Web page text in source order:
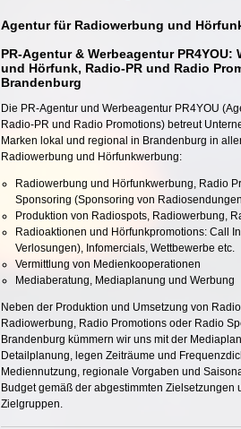
Agentur für Radiowerbung und
PR-Agentur & Werbeagentur PR4YOU:
und Hörfunk, Radio-PR und Radio
Brandenburg
Die PR-Agentur und Werbeagentur PR4YOU
Radio-PR und Radio Promotions) betreut
Marken lokal und regional in Brandenburg in
Radiowerbung und Hörfunkwerbung:
Radiowerbung und Hörfunkwerbung, Radio
Sponsoring (Sponsoring von
Produktion von Radiospots, Radiowerbung,
Radioaktionen und Hörfunkpromotions: Call
Verlosungen), Infomercials, Wettbewerbe etc.
Vermittlung von Medienkooperationen
Mediaberatung, Mediaplanung und Werbung
Neben der Produktion und Umsetzung von
Radiowerbung, Radio Promotions oder Radio
Brandenburg kümmern wir uns mit der
Detailplanung, legen Zeiträume und
Mediennutzung, regionale Vorgaben und
Budget gemäß der abgestimmten Zielsetzungen
Zielgruppen.